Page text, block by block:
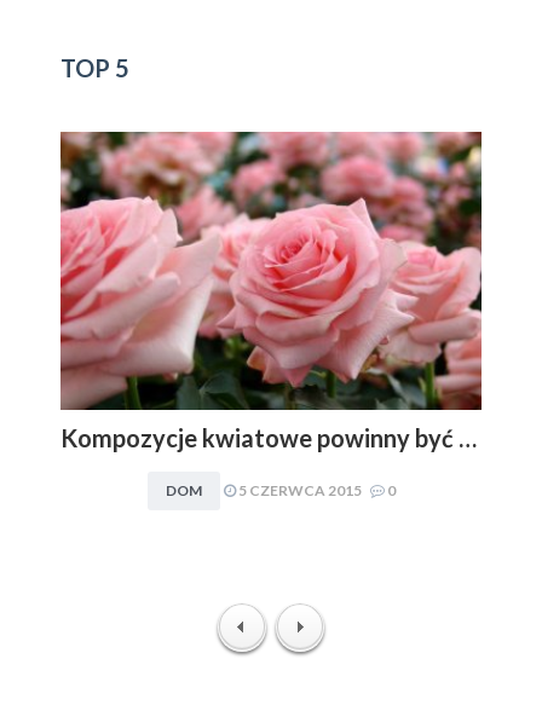
TOP 5
Kompozycje kwiatowe powinny być dopasowywane do charakteru i stylu aranżacyjnego wnętrza. Obowiązuje zasada: im mniej, tym lepiej
DOM 5 CZERWCA 2015 0